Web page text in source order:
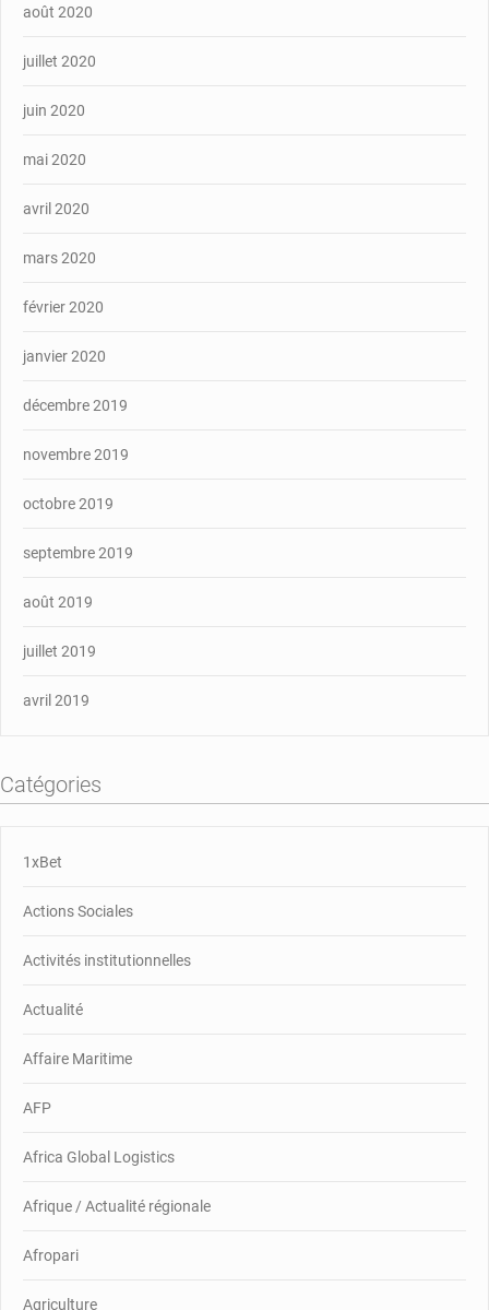
août 2020
juillet 2020
juin 2020
mai 2020
avril 2020
mars 2020
février 2020
janvier 2020
décembre 2019
novembre 2019
octobre 2019
septembre 2019
août 2019
juillet 2019
avril 2019
Catégories
1xBet
Actions Sociales
Activités institutionnelles
Actualité
Affaire Maritime
AFP
Africa Global Logistics
Afrique / Actualité régionale
Afropari
Agriculture